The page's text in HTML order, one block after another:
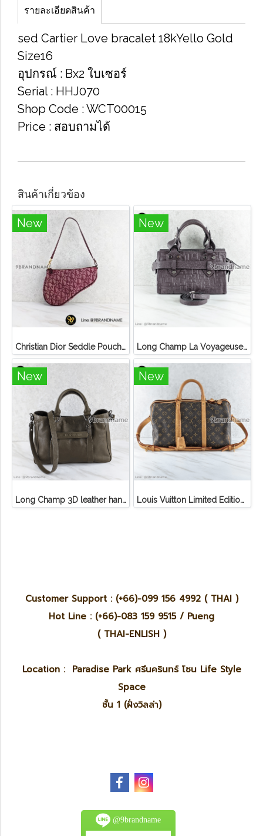
รายละเอียดสินค้า
sed Cartier Love bracalet 18kYello Gold
Size​16
อุปกรณ์​ : Bx2 ใบเซอร์
Serial​ : HHJ070
Shop Code​ : WCT00015
Price​ : สอบถา​มได้​
สินค้าเกี่ยวข้อง
New
Christian Dior Seddle Pouch Accessory Hand Bag
New
Long Champ La Voyageuse Bag Leather
New
Long Champ 3D leather handbag
New
Louis Vuitton Limited Edition Monogram Canvas Sofia Coppola SC Bag
Customer Support : (+66)-099 156 4992 ( THAI )
Hot Line : (+66)-083 159 9515 / Pueng
( THAI-ENLISH )
Location : Paradise Park ศรีนครินทร์ โซน Life Style
Space
ชั้น 1 (ฝั่งวิลล่า)
@9brandname